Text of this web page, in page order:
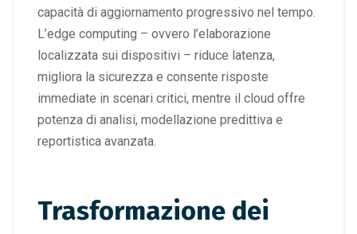
capacità di aggiornamento progressivo nel tempo.
L’edge computing – ovvero l’elaborazione
localizzata sui dispositivi – riduce latenza,
migliora la sicurezza e consente risposte
immediate in scenari critici, mentre il cloud offre
potenza di analisi, modellazione predittiva e
reportistica avanzata.
Trasformazione dei